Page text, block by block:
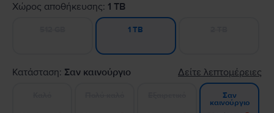
Χώρος αποθήκευσης: 1 TB
1 TB
Κατάσταση: Σαν καινούργιο Δείτε λεπτομέρειες
Σαν
καινούργιο